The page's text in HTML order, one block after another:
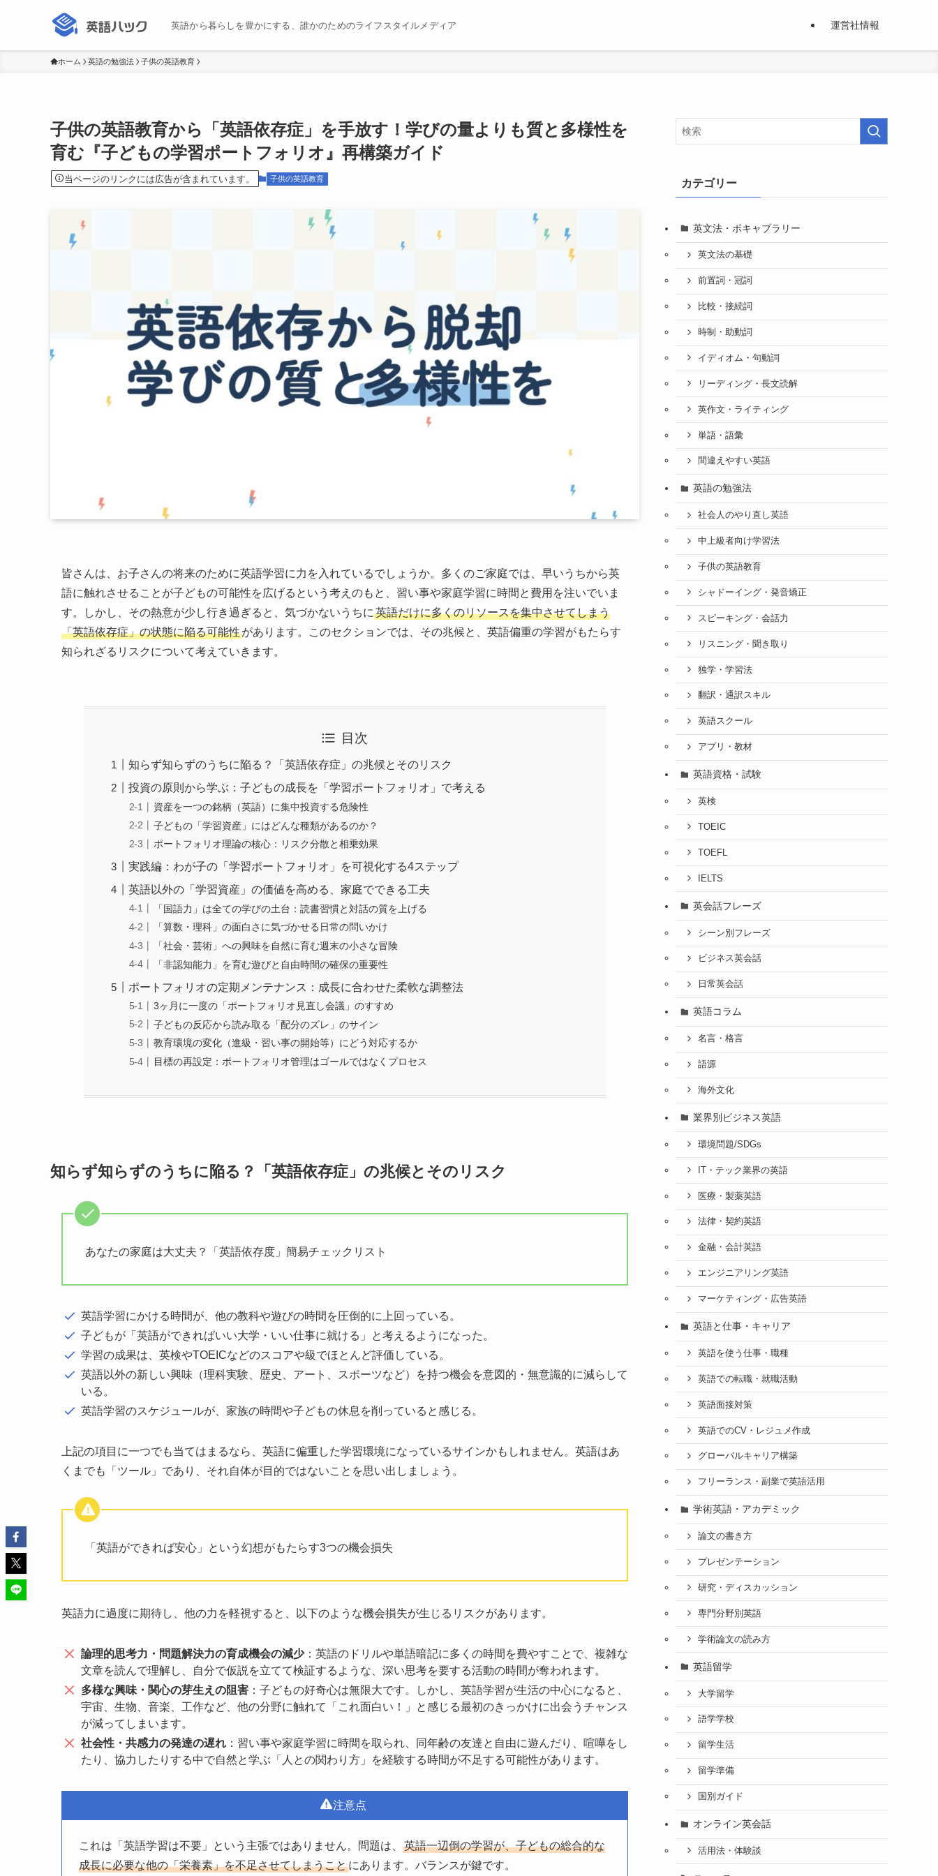
英語から暮らしを豊かにする、誰かのためのライフスタイルメディア 運営社情報
ホーム 英語の勉強法 子供の英語教育
子供の英語教育から「英語依存症」を手放す！学びの量よりも質と多様性を
育む『子どもの学習ポートフォリオ』再構築ガイド
当ページのリンクには広告が含まれています。 子供の英語教育
皆さんは、お子さんの将来のために英語学習に力を入れているでしょうか。多くのご家庭では、早いうちから英
語に触れさせることが子どもの可能性を広げるという考えのもと、習い事や家庭学習に時間と費用を注いでいま
す。しかし、その熱意が少し行き過ぎると、気づかないうちに 英語だけに多くのリソースを集中させてしまう
「英語依存症」の状態に陥る可能性があります。このセクションでは、その兆候と、英語偏重の学習がもたらす
知られざるリスクについて考えていきます。
目次
知らず知らずのうちに陥る？「英語依存症」の兆候とそのリスク
投資の原則から学ぶ：子どもの成長を「学習ポートフォリオ」で考える
資産を一つの銘柄（英語）に集中投資する危険性
子どもの「学習資産」にはどんな種類があるのか？
ポートフォリオ理論の核心：リスク分散と相乗効果
実践編：わが子の「学習ポートフォリオ」を可視化する4ステップ
英語以外の「学習資産」の価値を高める、家庭でできる工夫
「国語力」は全ての学びの土台：読書習慣と対話の質を上げる
「算数・理科」の面白さに気づかせる日常の問いかけ
「社会・芸術」への興味を自然に育む週末の小さな冒険
「非認知能力」を育む遊びと自由時間の確保の重要性
ポートフォリオの定期メンテナンス：成長に合わせた柔軟な調整法
3ヶ月に一度の「ポートフォリオ見直し会議」のすすめ
子どもの反応から読み取る「配分のズレ」のサイン
教育環境の変化（進級・習い事の開始等）にどう対応するか
目標の再設定：ポートフォリオ管理はゴールではなくプロセス
知らず知らずのうちに陥る？「英語依存症」の兆候とそのリスク
あなたの家庭は大丈夫？「英語依存度」簡易チェックリスト
英語学習にかける時間が、他の教科や遊びの時間を圧倒的に上回っている。
子どもが「英語ができればいい大学・いい仕事に就ける」と考えるようになった。
学習の成果は、英検やTOEICなどのスコアや級でほとんど評価している。
英語以外の新しい興味（理科実験、歴史、アート、スポーツなど）を持つ機会を意図的・無意識的に減らして
いる。
英語学習のスケジュールが、家族の時間や子どもの休息を削っていると感じる。
上記の項目に一つでも当てはまるなら、英語に偏重した学習環境になっているサインかもしれません。英語はあ
くまでも「ツール」であり、それ自体が目的ではないことを思い出しましょう。
「英語ができれば安心」という幻想がもたらす3つの機会損失
英語力に過度に期待し、他の力を軽視すると、以下のような機会損失が生じるリスクがあります。
論理的思考力・問題解決力の育成機会の減少：英語のドリルや単語暗記に多くの時間を費やすことで、複雑な
文章を読んで理解し、自分で仮説を立てて検証するような、深い思考を要する活動の時間が奪われます。
多様な興味・関心の芽生えの阻害 ：子どもの好奇心は無限大です。しかし、英語学習が生活の中心になると、
宇宙、生物、音楽、工作など、他の分野に触れて「これ面白い！」と感じる最初のきっかけに出会うチャンス
が減ってしまいます。
社会性・共感力の発達の遅れ ：習い事や家庭学習に時間を取られ、同年齢の友達と自由に遊んだり、喧嘩をし
たり、協力したりする中で自然と学ぶ「人との関わり方」を経験する時間が不足する可能性があります。
注意点
これは「英語学習は不要」という主張ではありません。問題は、
英語一辺倒の学習が、子どもの総合的な
成長に必要な他の「栄養素」を不足させてしまうことにあります。バランスが鍵です。
カテゴリー
英文法・ボキャブラリー
英文法の基礎
前置詞・冠詞
比較・接続詞
時制・助動詞
イディオム・句動詞
リーディング・長文読解
英作文・ライティング
単語・語彙
間違えやすい英語
英語の勉強法
社会人のやり直し英語
中上級者向け学習法
子供の英語教育
シャドーイング・発音矯正
スピーキング・会話力
リスニング・聞き取り
独学・学習法
翻訳・通訳スキル
英語スクール
アプリ・教材
英語資格・試験
英検
TOEIC
TOEFL
IELTS
英会話フレーズ
シーン別フレーズ
ビジネス英会話
日常英会話
英語コラム
名言・格言
語源
海外文化
業界別ビジネス英語
環境問題/SDGs
IT・テック業界の英語
医療・製薬英語
法律・契約英語
金融・会計英語
エンジニアリング英語
マーケティング・広告英語
英語と仕事・キャリア
英語を使う仕事・職種
英語での転職・就職活動
英語面接対策
英語でのCV・レジュメ作成
グローバルキャリア構築
フリーランス・副業で英語活用
学術英語・アカデミック
論文の書き方
プレゼンテーション
研究・ディスカッション
専門分野別英語
学術論文の読み方
英語留学
大学留学
語学学校
留学生活
留学準備
国別ガイド
オンライン英会話
活用法・体験談